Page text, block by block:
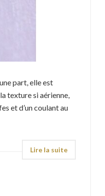
part, elle est
texture si aérienne,
et d’un coulant au